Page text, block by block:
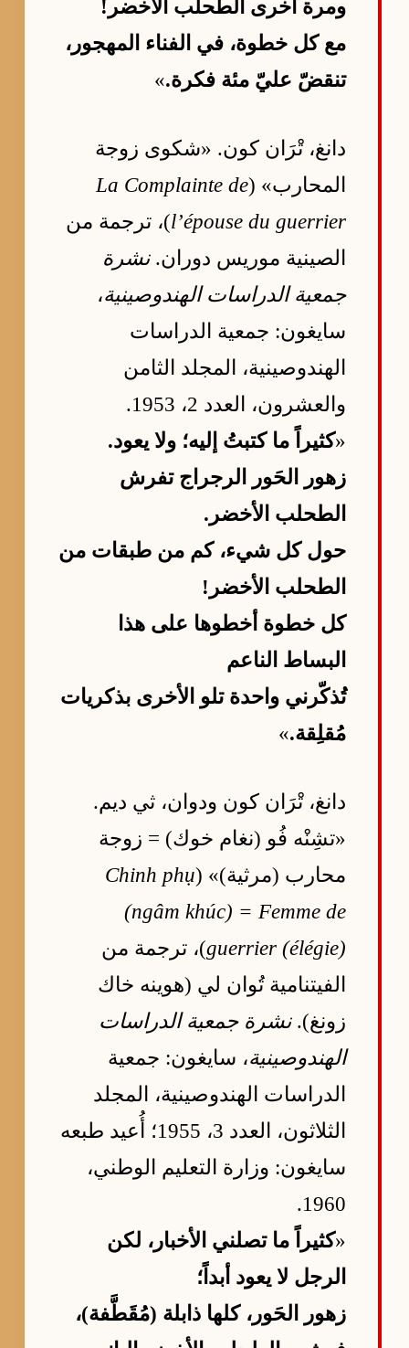
ومرة أخرى الطحلب الأخضر!
مع كل خطوة، في الفناء المهجور،
تنقضّ عليّ مئة فكرة.»
دانغ، تْرَان كون. «شكوى زوجة
المحارب» (La Complainte de
l’épouse du guerrier)، ترجمة من
الصينية موريس دوران.نشرة
جمعية الدراسات الهندوصينية،
سايغون: جمعية الدراسات
الهندوصينية، المجلد الثامن
والعشرون، العدد 2، 1953.
«كثيراً ما كتبتُ إليه؛ ولا يعود.
زهور الحَور الرجراج تفرش
الطحلب الأخضر.
حول كل شيء، كم من طبقات من
الطحلب الأخضر!
كل خطوة أخطوها على هذا
البساط الناعم
تُذكّرني واحدة تلو الأخرى بذكريات
مُقلِقة.»
دانغ، تْرَان كون ودوان، ثي ديم.
«تشِنْه فُو (نغام خوك) = زوجة
محارب (مرثية)» (Chinh phụ
(ngâm khúc) = Femme de
guerrier (élégie))، ترجمة من
الفيتنامية تُوان لي (هوينه خاك
زونغ).نشرة جمعية الدراسات
الهندوصينية، سايغون: جمعية
الدراسات الهندوصينية، المجلد
الثلاثون، العدد 3، 1955؛ أُعيد طبعه
سايغون: وزارة التعليم الوطني،
1960.
«كثيراً ما تصلني الأخبار، لكن
الرجل لا يعود أبداً؛
زهور الحَور، كلها ذابلة (مُقَطَّفة)،